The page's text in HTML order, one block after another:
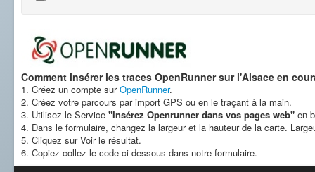
Comment insérer les traces OpenRunner sur l'Alsace en
1. Créez un compte surOpenRunner.
2. Créez votre parcours par import GPS ou en le traçant à la main.
3. Utilisez le Service "Insérez Openrunner dans vos pages web" en
4. Dans le formulaire, changez la largeur et la hauteur de la carte.
5. Cliquez sur Voir le résultat.
6. Copiez-collez le code ci-dessous dans notre formulaire.